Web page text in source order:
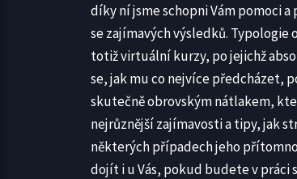
díky ní jsme schopni Vám pomoci
se zajímavých výsledků.
totiž virtuální kurzy, po jejichž
se, jak mu co nejvíce předcházet,
skutečně obrovským nátlakem,
nejrůznější zajímavosti a tipy, jak
některých případech jeho
dojít i u Vás, pokud budete v práci